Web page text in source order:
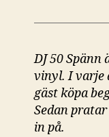
DJ 50 Spänn
vinyl. I varje
gäst köpa
Sedan
in på.